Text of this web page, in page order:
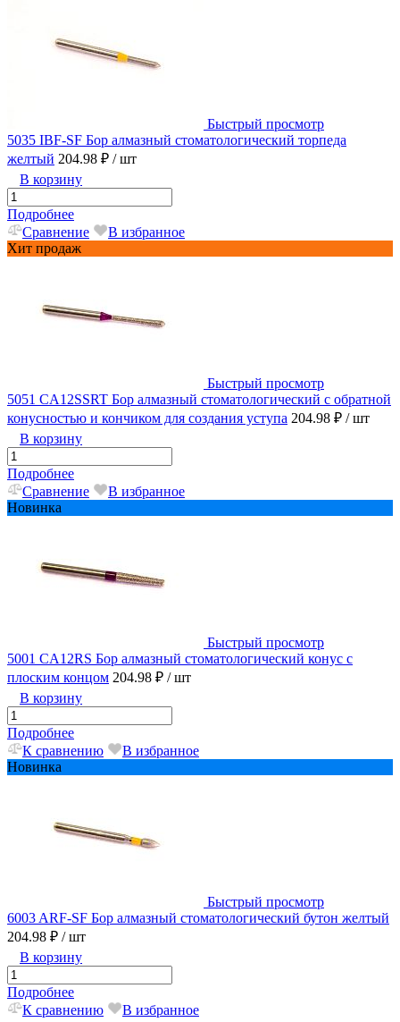
Быстрый просмотр
5035 IBF-SF Бор алмазный стоматологический торпеда
желтый 204.98 ₽ / шт
В корзину
Подробнее
Сравнение
В избранное
Хит продаж
Быстрый просмотр
5051 CA12SSRT Бор алмазный стоматологический с обратной
конусностью и кончиком для создания уступа 204.98 ₽ / шт
В корзину
Подробнее
Сравнение
В избранное
Новинка
Быстрый просмотр
5001 CA12RS Бор алмазный стоматологический конус с
плоским концом 204.98 ₽ / шт
В корзину
Подробнее
К сравнению
В избранное
Новинка
Быстрый просмотр
6003 ARF-SF Бор алмазный стоматологический бутон желтый
204.98 ₽ / шт
В корзину
Подробнее
К сравнению
В избранное